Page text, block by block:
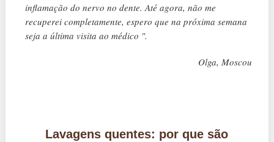
inflamação do nervo no dente. Até agora, não me
recuperei completamente, espero que na próxima semana
seja a última visita ao médico ".
Olga, Moscou
Lavagens quentes: por que são